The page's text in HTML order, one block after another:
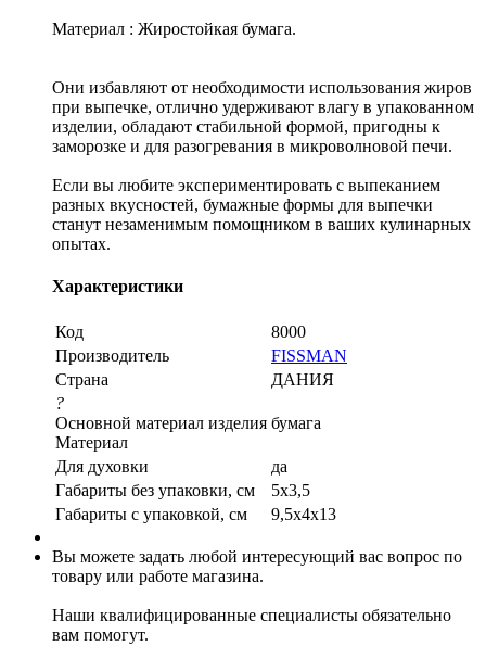
Материал : Жиростойкая бумага.
Они избавляют от необходимости использования жиров
при выпечке, отлично удерживают влагу в упакованном
изделии, обладают стабильной формой, пригодны к
заморозке и для разогревания в микроволновой печи.
Если вы любите экспериментировать с выпеканием
разных вкусностей, бумажные формы для выпечки
станут незаменимым помощником в ваших кулинарных
опытах.
Характеристики
Код
8000
Производитель
FISSMAN
Страна
ДАНИЯ
?
Основной материал изделия
Материал
бумага
Для духовки
да
Габариты без упаковки, см
5x3,5
Габариты c упаковкой, см
9,5x4x13
Вы можете задать любой интересующий вас вопрос по
товару или работе магазина.
Наши квалифицированные специалисты обязательно
вам помогут.